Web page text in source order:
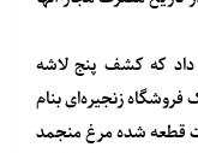
داد که کشف پنج لاشه
۱۰۰ کیلوگرم از یک فروشگاه زنجیره‌ای بنام
۳۵۰ کیلوگرم گوشت قطعه شده مرغ منجمد